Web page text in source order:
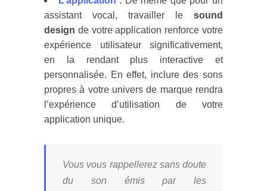
assistant vocal, travailler le sound
design de votre application renforce votre
expérience utilisateur significativement,
en la rendant plus interactive et
personnalisée. En effet, inclure des sons
propres à votre univers de marque rendra
l’expérience d’utilisation de votre
application unique.
Vous vous rappellerez sans doute
du son émis par les